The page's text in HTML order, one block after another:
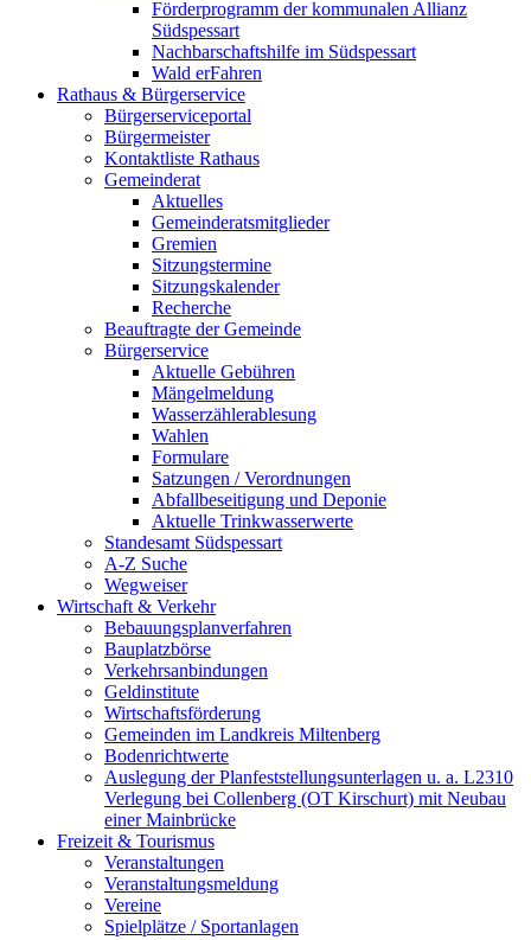
Förderprogramm der kommunalen Allianz
Südspessart
Nachbarschaftshilfe im Südspessart
Wald erFahren
Rathaus & Bürgerservice
Bürgerserviceportal
Bürgermeister
Kontaktliste Rathaus
Gemeinderat
Aktuelles
Gemeinderatsmitglieder
Gremien
Sitzungstermine
Sitzungskalender
Recherche
Beauftragte der Gemeinde
Bürgerservice
Aktuelle Gebühren
Mängelmeldung
Wasserzählerablesung
Wahlen
Formulare
Satzungen / Verordnungen
Abfallbeseitigung und Deponie
Aktuelle Trinkwasserwerte
Standesamt Südspessart
A-Z Suche
Wegweiser
Wirtschaft & Verkehr
Bebauungsplanverfahren
Bauplatzbörse
Verkehrsanbindungen
Geldinstitute
Wirtschaftsförderung
Gemeinden im Landkreis Miltenberg
Bodenrichtwerte
Auslegung der Planfeststellungsunterlagen u. a. L2310
Verlegung bei Collenberg (OT Kirschurt) mit Neubau
einer Mainbrücke
Freizeit & Tourismus
Veranstaltungen
Veranstaltungsmeldung
Vereine
Spielplätze / Sportanlagen